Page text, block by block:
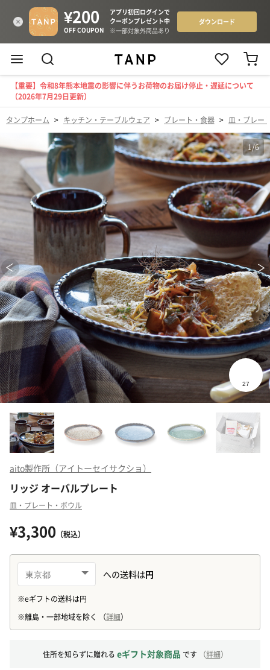
【重要】令和8年熊本地震の影響に伴うお荷物のお届け停止・遅延について
（2026年7月29日更新）
タンプホーム > キッチン・テーブルウェア > プレート・食器 > 皿・プレー
1/6
aito製作所（アイトーセイサクショ）
リッジ オーバルプレート
皿・プレート・ボウル
¥3,300 （税込）
住所を知らずに贈れる eギフト対象商品 です （詳細）